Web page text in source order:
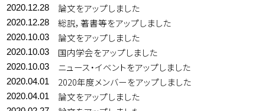
2020.12.28 論文をアップしました
2020.12.28 総説，著書等をアップしました
2020.10.03 論文をアップしました
2020.10.03 国内学会をアップしました
2020.10.03 ニュース・イベントをアップしました
2020.04.01 2020年度メンバーをアップしました
2020.04.01 論文をアップしました